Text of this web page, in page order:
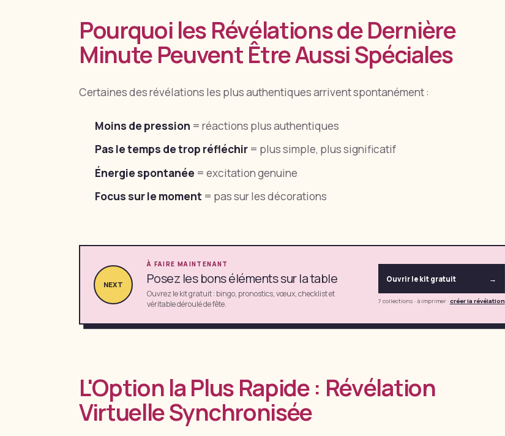
Pourquoi les Révélations de Dernière
Minute Peuvent Être Aussi Spéciales
Certaines des révélations les plus authentiques arrivent spontanément :
Moins de pression = réactions plus authentiques
Pas le temps de trop réfléchir= plus simple, plus significatif
Énergie spontanée = excitation genuine
Focus sur le moment = pas sur les décorations
NEXT
À FAIRE MAINTENANT
Posez les bons éléments sur la table
Ouvrez le kit gratuit : bingo, pronostics, vœux, checklist et
véritable déroulé de fête.
Ouvrir le kit gratuit →
7 collections · à imprimer·créer la révélation
L'Option la Plus Rapide : Révélation
Virtuelle Synchronisée